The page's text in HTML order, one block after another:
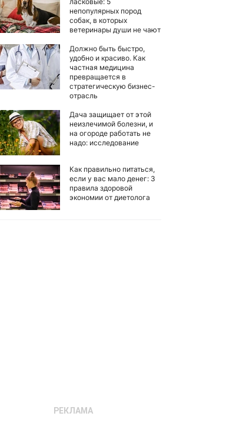
непопулярных пород
собак, в которых
ветеринары души не чают
Должно быть быстро,
удобно и красиво. Как
частная медицина
превращается в
стратегическую бизнес-
отрасль
Дача защищает от этой
неизлечимой болезни, и
на огороде работать не
надо: исследование
Как правильно питаться,
если у вас мало денег: 3
правила здоровой
экономии от диетолога